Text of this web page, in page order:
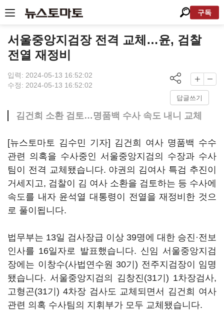
구독
서울중앙지검장 전격 교체…윤, 검찰
전열 재정비
입력: 2024-05-13 16:52:02
수정: 2024-05-13 16:52:02
답글쓰기
김건희 소환 검토…명품백 수사 속도 내니 교체
[뉴스토마토 김수민 기자] 김건희 여사 명품백 수수
관련 의혹을 수사중인 서울중앙지검의 수장과 수사
팀이 전격 교체됐습니다. 야권의 김여사 특검 추진이
거세지고, 검찰이 김 여사 소환을 검토하는 등 수사에
속도를 내자 윤석열 대통령이 전열을 재정비한 것으
로 풀이됩니다.
법무부는 13일 검사장급 이상 39명에 대한 승진·전보
인사를 16일자로 발표했습니다. 신임 서울중앙지검
장에는 이창수(사법연수원 30기) 전주지검장이 임명
됐습니다. 서울중앙지검의 김창진(31기) 1차장검사,
고형곤(31기) 4차장 검사도 교체되면서 김건희 여사
관련 의혹 수사팀의 지휘부가 모두 교체됐습니다.